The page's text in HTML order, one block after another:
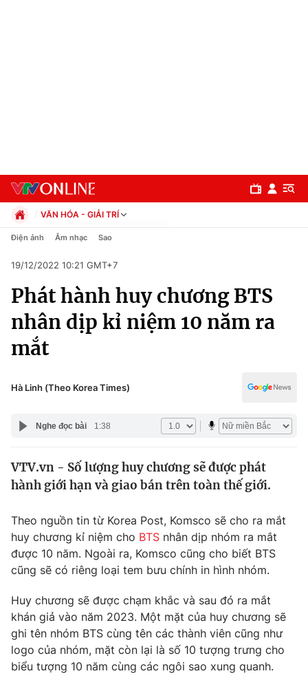
Chuyên mục
Chính trị
Xã hội
Pháp luật
Y tế
Thế giới
Thế giới đó đây
Câu chuyện quốc tế
Tài chính
Thị trường
Góc doanh nghiệp
Dữ liệu và đời sống
Phim VTV
Hậu trường
Nhân vật
Giải trí
Điện ảnh
Đời sống
VĂN HÓA - GIẢI TRÍ
Chính trị
Pháp luật
Kinh tế
Thể thao
Truyền hình
Văn hóa - Giải trí
Công nghệ
Điện ảnh Âm nhạc Sao
19/12/2022 10:21 GMT+7
Phát hành huy chương BTS
nhân dịp kỉ niệm 10 năm ra
mắt
Hà Linh (Theo Korea Times)
Nghe đọc bài 1:38
VTV.vn - Số lượng huy chương sẽ được phát
hành giới hạn và giao bán trên toàn thế giới.
Theo nguồn tin từ Korea Post, Komsco sẽ cho ra mắt
huy chương kỉ niệm cho BTS nhân dịp nhóm ra mắt
được 10 năm. Ngoài ra, Komsco cũng cho biết BTS
cũng sẽ có riêng loại tem bưu chính in hình nhóm.
Huy chương sẽ được chạm khắc và sau đó ra mắt
khán giả vào năm 2023. Một mặt của huy chương sẽ
ghi tên nhóm BTS cùng tên các thành viên cũng như
logo của nhóm, mặt còn lại là số 10 tượng trưng cho
biểu tượng 10 năm cùng các ngôi sao xung quanh.